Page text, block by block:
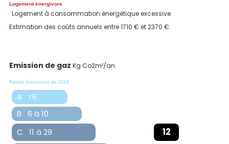
Logement énergivore
Logement à consommation énergétique excessive
Estimation des coûts annuels entre 1710 € et 2370 €
Emission de gaz Kg Co2m²/an
Faible émission de CO2
A <6
B 6 à 10
C 11 à 29
12